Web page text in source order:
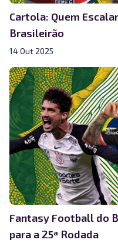
Cartola: Quem
Brasileirão
14 Out 2025
Fantasy Football do
para a 25ª Rodada